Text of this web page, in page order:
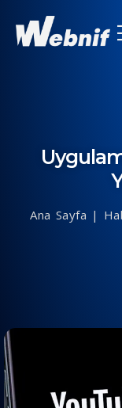
Ana Sayfa |